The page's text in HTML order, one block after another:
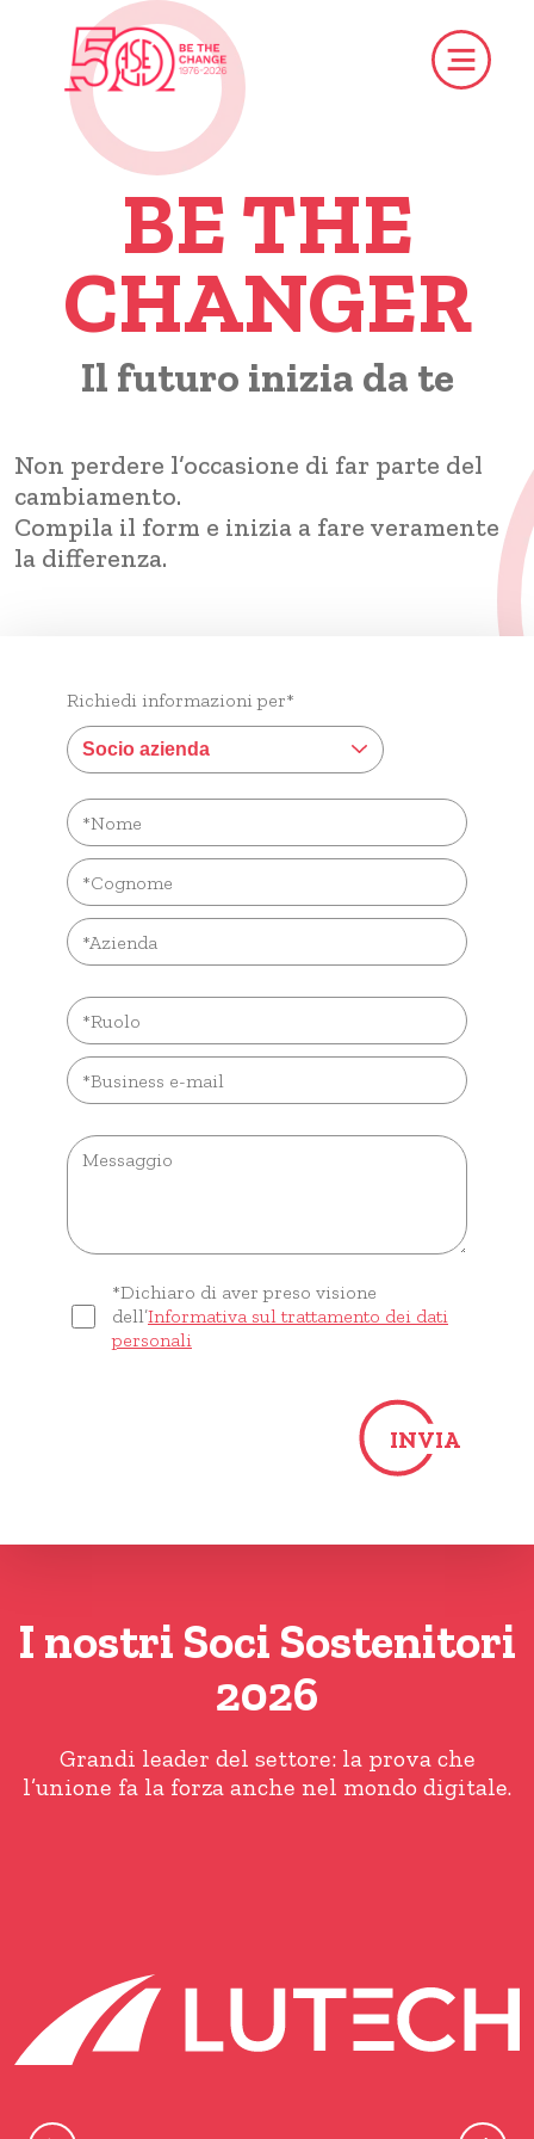
BE THE
CHANGER
Il futuro inizia da te
Non perdere l’occasione di far parte del
cambiamento.
Compila il form e inizia a fare veramente
la differenza.
Richiedi informazioni per*
*Dichiaro di aver preso visione
dell’Informativa sul trattamento dei dati
personali
I nostri Soci Sostenitori
2026
Grandi leader del settore: la prova che
l’unione fa la forza anche nel mondo digitale.